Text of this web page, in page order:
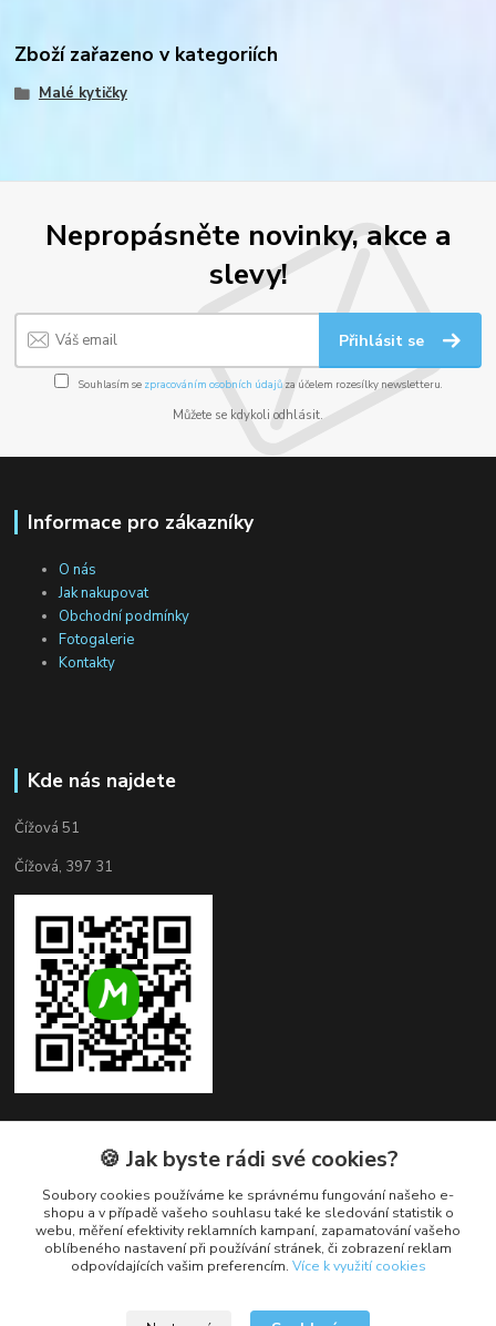
Zboží zařazeno v kategoriích
Malé kytičky
Nepropásněte novinky, akce a
slevy!
Přihlásit se
Souhlasím se zpracováním osobních údajůza účelem rozesílky newsletteru.
Můžete se kdykoli odhlásit.
Informace pro zákazníky
O nás
Jak nakupovat
Obchodní podmínky
Fotogalerie
Kontakty
Kde nás najdete
Čížová 51
Čížová, 397 31
Kontakty
+420 382 279 132
obchod@cukroveozdoby.cz
🍪 Jak byste rádi své cookies?
Soubory cookies používáme ke správnému fungování našeho e-
shopu a v případě vašeho souhlasu také ke sledování statistik o
webu, měření efektivity reklamních kampaní, zapamatování vašeho
oblíbeného nastavení při používání stránek, či zobrazení reklam
odpovídajících vašim preferencím. Více k využití cookies